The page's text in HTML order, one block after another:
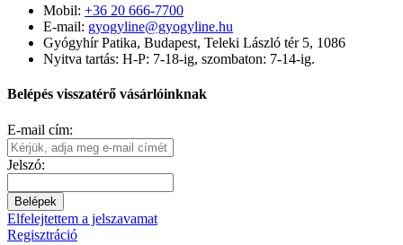
Mobil: +36 20 666-7700
E-mail: gyogyline@gyogyline.hu
Gyógyhír Patika, Budapest, Teleki László tér 5, 1086
Nyitva tartás: H-P: 7-18-ig, szombaton: 7-14-ig.
Belépés visszatérő vásárlóinknak
E-mail cím:
Jelszó:
Belépek
Elfelejtettem a jelszavamat
Regisztráció